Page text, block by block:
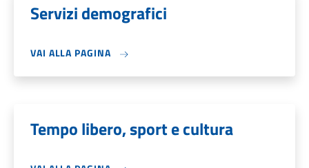
Servizi demografici
VAI ALLA PAGINA
Tempo libero, sport e cultura